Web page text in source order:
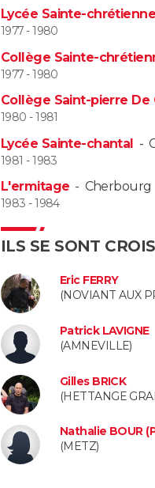
Lycée Sainte-chrétienne
1977 - 1980
Collège Sainte-
1977 - 1980
Collège Saint-pierre De
1980 - 1981
Lycée Sainte-chantal -
1981 - 1983
L'ermitage - Cherbourg
1983 - 1984
ILS SE SONT
Eric FERRY
(NOVIANT AUX
Patrick LAVIGNE
(AMNEVILLE)
Gilles BRICK
(HETTANGE
Nathalie BOUR
(METZ)